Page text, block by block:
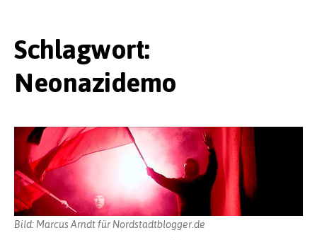
Schlagwort:
Neonazidemo
Bild: Marcus Arndt für Nordstadtblogger.de